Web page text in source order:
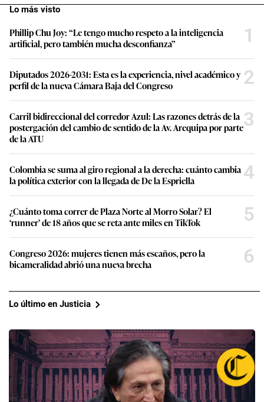
Lo más visto
Phillip Chu Joy: “Le tengo mucho respeto a la inteligencia
artificial, pero también mucha desconfianza”
1
Diputados 2026-2031: Esta es la experiencia, nivel académico y
perfil de la nueva Cámara Baja del Congreso
2
Carril bidireccional del corredor Azul: Las razones detrás de la
postergación del cambio de sentido de la Av. Arequipa por parte
de la ATU
3
Colombia se suma al giro regional a la derecha: cuánto cambia
la política exterior con la llegada de De la Espriella
4
¿Cuánto toma correr de Plaza Norte al Morro Solar? El
‘runner’ de 18 años que se reta ante miles en TikTok
5
Congreso 2026: mujeres tienen más escaños, pero la
bicameralidad abrió una nueva brecha
6
Lo último en Justicia